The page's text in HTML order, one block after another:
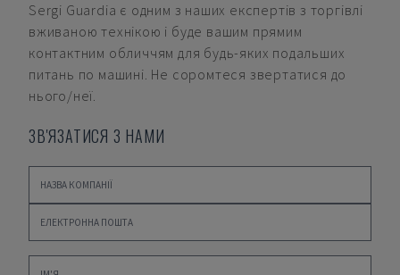
Sergi Guardia є одним з наших експертів з торгівлі
вживаною технікою і буде вашим прямим
контактним обличчям для будь-яких подальших
питань по машині. Не соромтеся звертатися до
нього/неї.
ЗВ'ЯЗАТИСЯ З НАМИ